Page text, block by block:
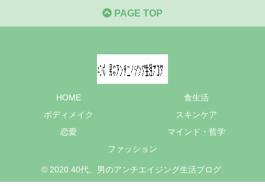
PAGE TOP
HOME
食生活
ボディメイク
スキンケア
恋愛
マインド・哲学
ファッション
© 2020 40代、男のアンチエイジング生活ブログ.